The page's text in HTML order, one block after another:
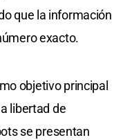
que la información
exacto.
objetivo principal
libertad de
se presentan